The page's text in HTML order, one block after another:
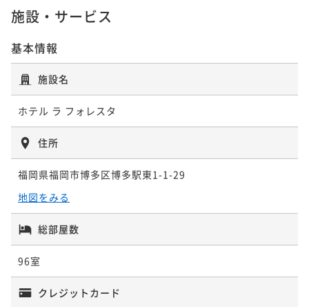
施設・サービス
基本情報
施設名
ホテル ラ フォレスタ
住所
福岡県福岡市博多区博多駅東1-1-29
地図をみる
総部屋数
96室
クレジットカード